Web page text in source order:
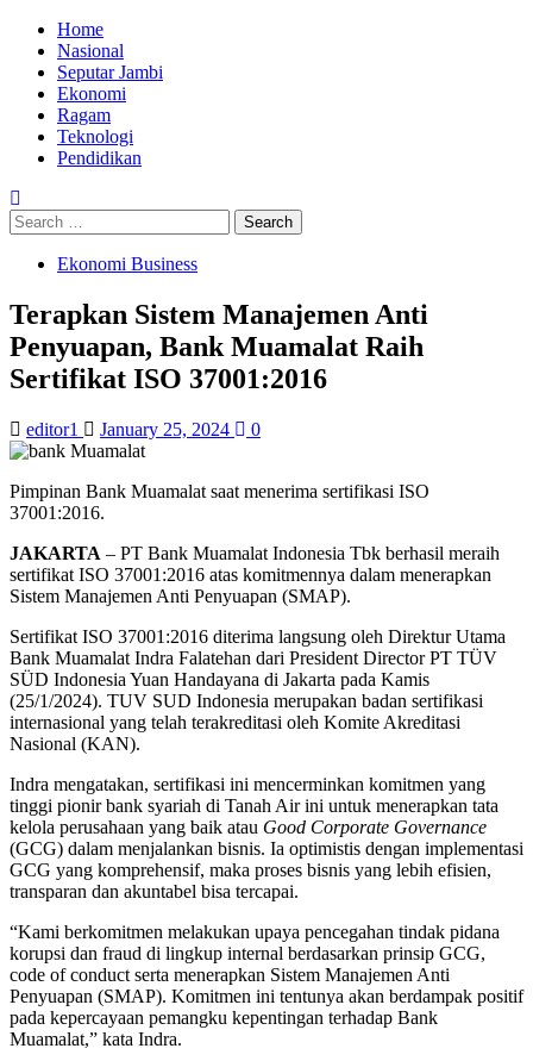
Skip
content
Primary
Menu
Home
Nasional
Seputar Jambi
Ekonomi
Ragam
Teknologi
Pendidikan
Search
for:
Ekonomi Business
Terapkan Sistem Manajemen Anti
Penyuapan, Bank Muamalat Raih
Sertifikat ISO 37001:2016
editor1 January 25, 2024 0
Pimpinan Bank Muamalat saat menerima sertifikasi ISO
37001:2016.
JAKARTA – PT Bank Muamalat Indonesia Tbk berhasil meraih
sertifikat ISO 37001:2016 atas komitmennya dalam menerapkan
Sistem Manajemen Anti Penyuapan (SMAP).
Sertifikat ISO 37001:2016 diterima langsung oleh Direktur Utama
Bank Muamalat Indra Falatehan dari President Director PT TÜV
SÜD Indonesia Yuan Handayana di Jakarta pada Kamis
(25/1/2024). TUV SUD Indonesia merupakan badan sertifikasi
internasional yang telah terakreditasi oleh Komite Akreditasi
Nasional (KAN).
Indra mengatakan, sertifikasi ini mencerminkan komitmen yang
tinggi pionir bank syariah di Tanah Air ini untuk menerapkan tata
kelola perusahaan yang baik atau Good Corporate Governance
(GCG) dalam menjalankan bisnis. Ia optimistis dengan implementasi
GCG yang komprehensif, maka proses bisnis yang lebih efisien,
transparan dan akuntabel bisa tercapai.
“Kami berkomitmen melakukan upaya pencegahan tindak pidana
korupsi dan fraud di lingkup internal berdasarkan prinsip GCG,
code of conduct serta menerapkan Sistem Manajemen Anti
Penyuapan (SMAP). Komitmen ini tentunya akan berdampak positif
pada kepercayaan pemangku kepentingan terhadap Bank
Muamalat,” kata Indra.